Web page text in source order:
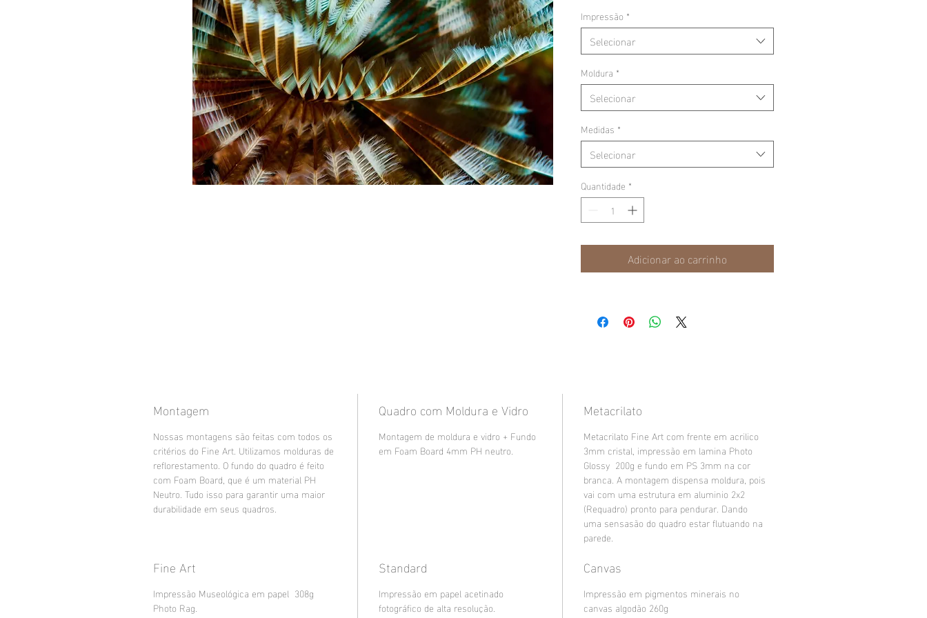
Impressão *
Selecionar
Moldura *
Selecionar
Medidas *
Selecionar
Quantidade *
Adicionar ao carrinho
Montagem
Nossas montagens são feitas com todos os
critérios do Fine Art. Utilizamos molduras de
reflorestamento. O fundo do quadro é feito
com Foam Board, que é um material PH
Neutro. Tudo isso para garantir uma maior
durabilidade em seus quadros.
Quadro com Moldura e Vidro
Montagem de moldura e vidro + Fundo
em Foam Board 4mm PH neutro.
Metacrilato
Metacrilato Fine Art com frente em acrilico
3mm cristal, impressão em lamina Photo
Glossy 200g e fundo em PS 3mm na cor
branca. A montagem dispensa moldura, pois
vai com uma estrutura em aluminio 2x2
(Requadro) pronto para pendurar. Dando
uma sensasão do quadro estar flutuando na
parede.
Fine Art
Impressão Museológica em papel 308g
Photo Rag.
Standard
Impressão em papel acetinado
fotográfico de alta resolução.
Canvas
Impressão em pigmentos minerais no
canvas algodão 260g